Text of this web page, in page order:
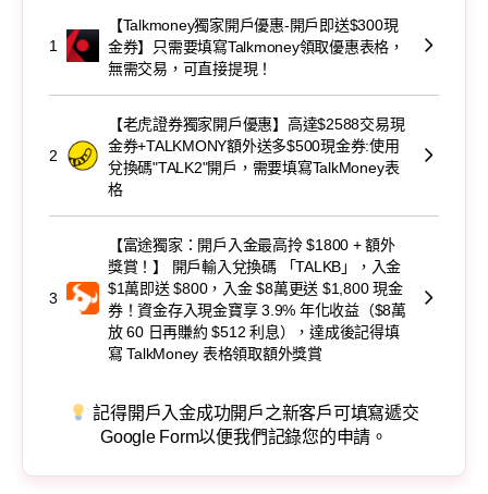
1
【Talkmoney獨家開戶優惠-開戶即送$300現
金券】只需要填寫Talkmoney領取優惠表格，
無需交易，可直接提現！
2
【老虎證券獨家開戶優惠】高達$2588交易現
金券+TALKMONY額外送多$500現金券:使用
兌換碼"TALK2"開戶，需要填寫TalkMoney表
格
3
【富途獨家：開戶入金最高拎 $1800 + 額外
獎賞！】 開戶輸入兌換碼 「TALKB」，入金
$1萬即送 $800，入金 $8萬更送 $1,800 現金
券！資金存入現金寶享 3.9% 年化收益（$8萬
放 60 日再賺約 $512 利息），達成後記得填
寫 TalkMoney 表格領取額外獎賞
記得開戶入金成功開戶之新客戶可填寫遞交
Google Form以便我們記錄您的申請。